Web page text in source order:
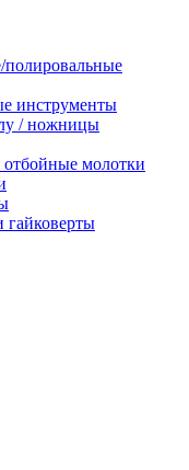
инструменты
/ ножницы
молотки